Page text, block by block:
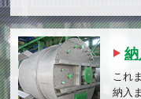
これ
納入